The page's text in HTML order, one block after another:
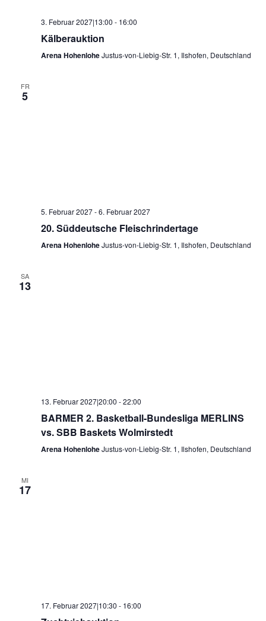
3. Februar 2027|13:00 - 16:00
Kälberauktion
Arena HohenloheJustus-von-Liebig-Str. 1, Ilshofen, Deutschland
FR
5
5. Februar 2027-6. Februar 2027
20. Süddeutsche Fleischrindertage
Arena HohenloheJustus-von-Liebig-Str. 1, Ilshofen, Deutschland
SA
13
13. Februar 2027|20:00 -22:00
BARMER 2. Basketball-Bundesliga MERLINS
vs. SBB Baskets Wolmirstedt
Arena HohenloheJustus-von-Liebig-Str. 1, Ilshofen, Deutschland
MI
17
17. Februar 2027|10:30 - 16:00